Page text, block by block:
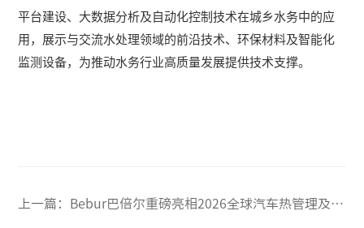
平台建设、大数据分析及自动化控制技术在城乡水务中的应
用，展示与交流水处理领域的前沿技术、环保材料及智能化
监测设备，为推动水务行业高质量发展提供技术支撑。
上一篇： Bebur巴倍尔重磅亮相2026全球汽车热管理及数据中心液冷大会